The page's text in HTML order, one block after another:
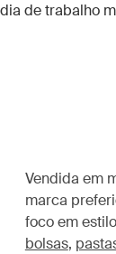
de trabalho
Vendida em
marca
foco em
bolsas,